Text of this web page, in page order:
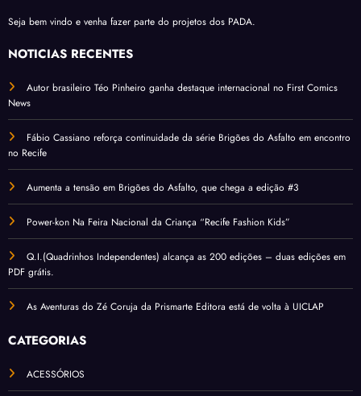
Seja bem vindo e venha fazer parte do projetos dos PADA.
NOTÍCIAS RECENTES
Autor brasileiro Téo Pinheiro ganha destaque internacional no First Comics
News
Fábio Cassiano reforça continuidade da série Brigões do Asfalto em encontro
no Recife
Aumenta a tensão em Brigões do Asfalto, que chega a edição #3
Power-kon Na Feira Nacional da Criança “Recife Fashion Kids”
Q.I.(Quadrinhos Independentes) alcança as 200 edições – duas edições em
PDF grátis.
As Aventuras do Zé Coruja da Prismarte Editora está de volta à UICLAP
CATEGORIAS
ACESSÓRIOS